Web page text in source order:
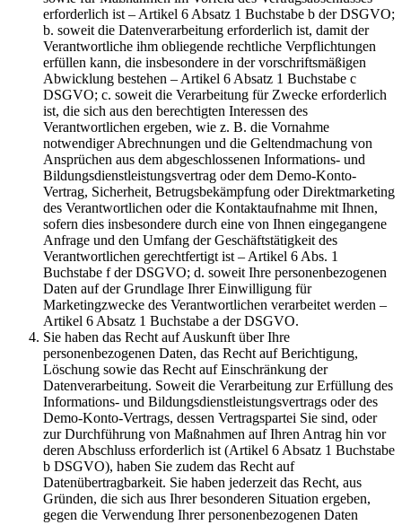
erforderlich ist – Artikel 6 Absatz 1 Buchstabe b der DSGVO;
b. soweit die Datenverarbeitung erforderlich ist, damit der
Verantwortliche ihm obliegende rechtliche Verpflichtungen
erfüllen kann, die insbesondere in der vorschriftsmäßigen
Abwicklung bestehen – Artikel 6 Absatz 1 Buchstabe c
DSGVO; c. soweit die Verarbeitung für Zwecke erforderlich
ist, die sich aus den berechtigten Interessen des
Verantwortlichen ergeben, wie z. B. die Vornahme
notwendiger Abrechnungen und die Geltendmachung von
Ansprüchen aus dem abgeschlossenen Informations- und
Bildungsdienstleistungsvertrag oder dem Demo-Konto-
Vertrag, Sicherheit, Betrugsbekämpfung oder Direktmarketing
des Verantwortlichen oder die Kontaktaufnahme mit Ihnen,
sofern dies insbesondere durch eine von Ihnen eingegangene
Anfrage und den Umfang der Geschäftstätigkeit des
Verantwortlichen gerechtfertigt ist – Artikel 6 Abs. 1
Buchstabe f der DSGVO; d. soweit Ihre personenbezogenen
Daten auf der Grundlage Ihrer Einwilligung für
Marketingzwecke des Verantwortlichen verarbeitet werden –
Artikel 6 Absatz 1 Buchstabe a der DSGVO.
Sie haben das Recht auf Auskunft über Ihre
personenbezogenen Daten, das Recht auf Berichtigung,
Löschung sowie das Recht auf Einschränkung der
Datenverarbeitung. Soweit die Verarbeitung zur Erfüllung des
Informations- und Bildungsdienstleistungsvertrags oder des
Demo-Konto-Vertrags, dessen Vertragspartei Sie sind, oder
zur Durchführung von Maßnahmen auf Ihren Antrag hin vor
deren Abschluss erforderlich ist (Artikel 6 Absatz 1 Buchstabe
b DSGVO), haben Sie zudem das Recht auf
Datenübertragbarkeit. Sie haben jederzeit das Recht, aus
Gründen, die sich aus Ihrer besonderen Situation ergeben,
gegen die Verwendung Ihrer personenbezogenen Daten